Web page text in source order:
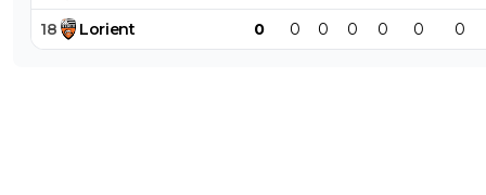
18 Lorient 0 0 0 0 0 0 0